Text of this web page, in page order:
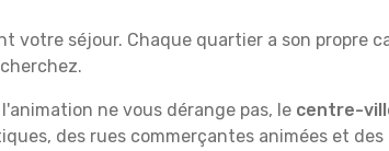
votre séjour. Chaque quartier a son propre
ne vous dérange pas, le centre-
des rues commerçantes animées et